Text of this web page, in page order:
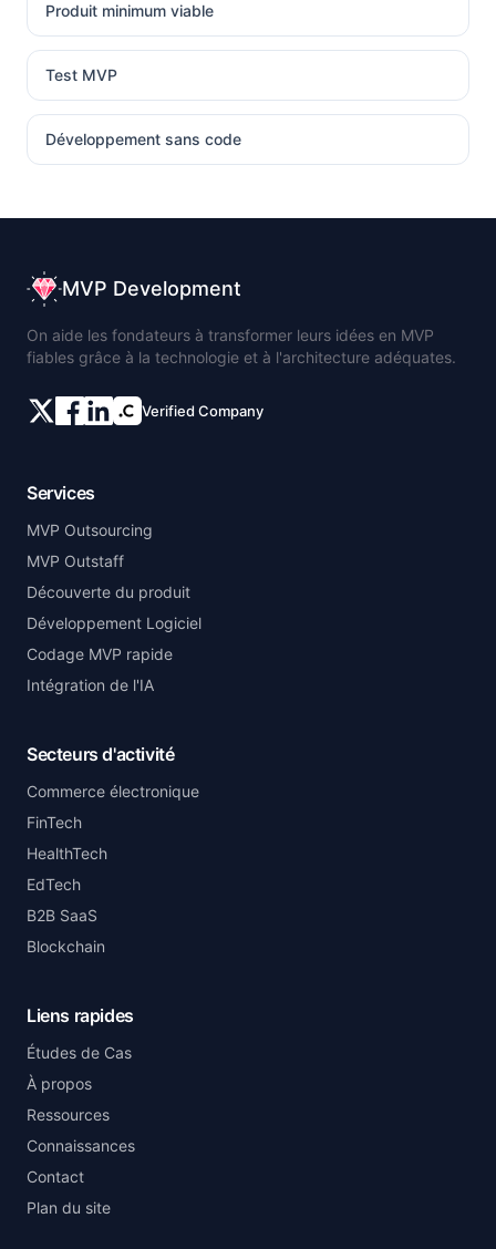
Produit minimum viable
Test MVP
Développement sans code
MVP Development
On aide les fondateurs à transformer leurs idées en MVP
fiables grâce à la technologie et à l'architecture adéquates.
Verified Company
Services
MVP Outsourcing
MVP Outstaff
Découverte du produit
Développement Logiciel
Codage MVP rapide
Intégration de l'IA
Secteurs d'activité
Commerce électronique
FinTech
HealthTech
EdTech
B2B SaaS
Blockchain
Liens rapides
Études de Cas
À propos
Ressources
Connaissances
Contact
Plan du site